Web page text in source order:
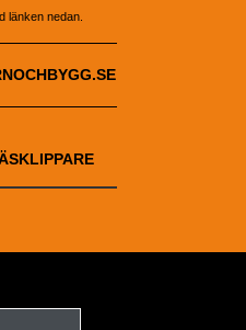
länken nedan.